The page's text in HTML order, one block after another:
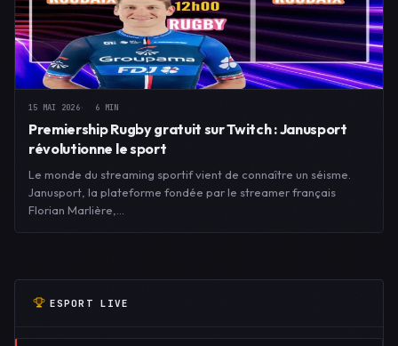
15 MAI 2026 6 MIN
Premiership Rugby gratuit sur Twitch : Janusport
révolutionne le sport
Le monde du streaming sportif vient de connaître un séisme.
Janusport, la plateforme fondée par le streamer français
Florian Marlière,…
ESPORT LIVE